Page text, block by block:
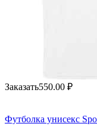
Заказать550.00 ₽
Футболка унисекс